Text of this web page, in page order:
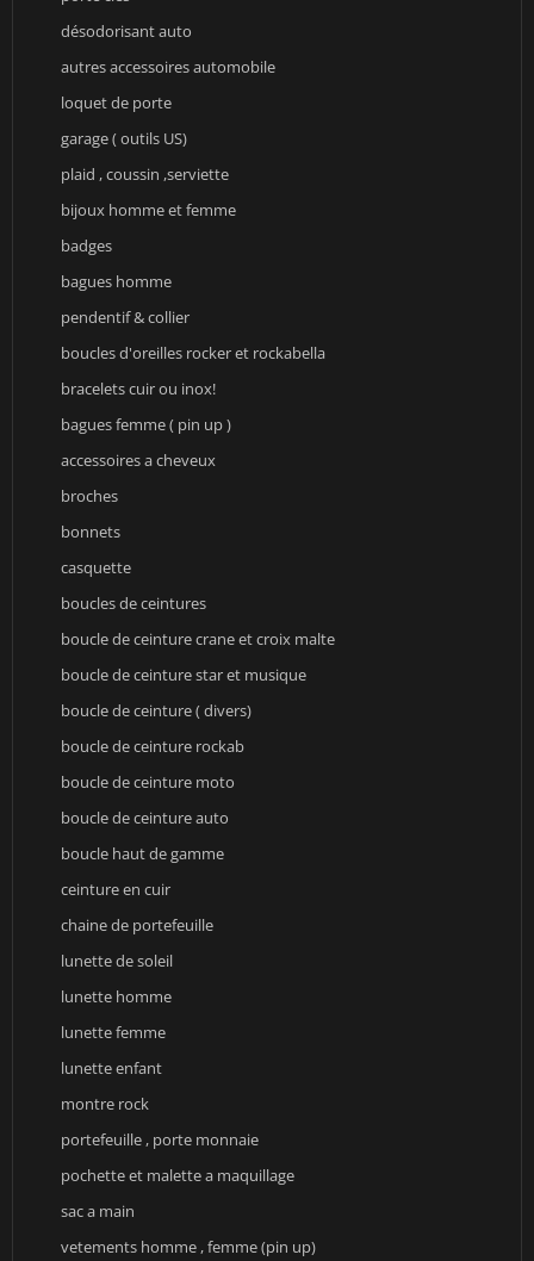
désodorisant auto
autres accessoires automobile
loquet de porte
garage ( outils US)
plaid , coussin ,serviette
bijoux homme et femme
badges
bagues homme
pendentif & collier
boucles d'oreilles rocker et rockabella
bracelets cuir ou inox!
bagues femme ( pin up )
accessoires a cheveux
broches
bonnets
casquette
boucles de ceintures
boucle de ceinture crane et croix malte
boucle de ceinture star et musique
boucle de ceinture ( divers)
boucle de ceinture rockab
boucle de ceinture moto
boucle de ceinture auto
boucle haut de gamme
ceinture en cuir
chaine de portefeuille
lunette de soleil
lunette homme
lunette femme
lunette enfant
montre rock
portefeuille , porte monnaie
pochette et malette a maquillage
sac a main
vetements homme , femme (pin up)